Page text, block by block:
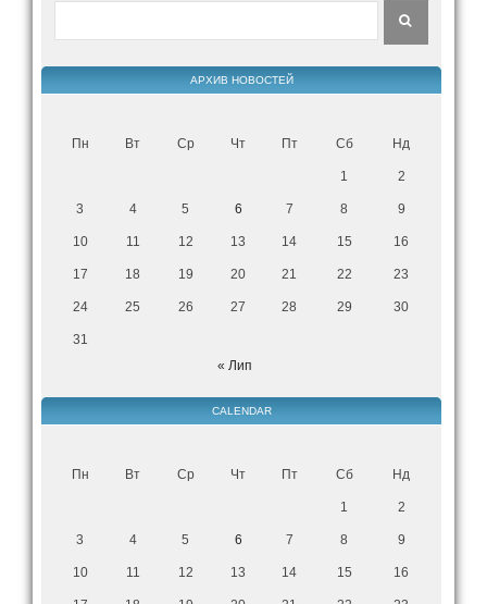
АРХИВ НОВОСТЕЙ
Пн Вт Ср Чт Пт Сб Нд
1 2
3 4 5 6 7 8 9
10 11 12 13 14 15 16
17 18 19 20 21 22 23
24 25 26 27 28 29 30
31
« Лип
CALENDAR
Пн Вт Ср Чт Пт Сб Нд
1 2
3 4 5 6 7 8 9
10 11 12 13 14 15 16